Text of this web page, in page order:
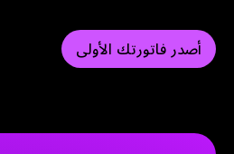
أصدر فاتورتك الأولى